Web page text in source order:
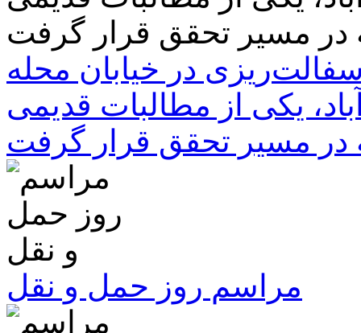
در خیابان محله
یکی از مطالبات قدیمی
در مسیر تحقق قرار گرفت
مراسم روز حمل و نقل